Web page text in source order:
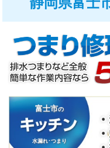
富士市の
水漏れ･つまり